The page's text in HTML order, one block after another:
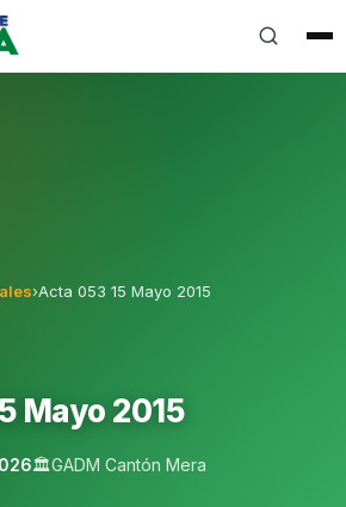
Municipal del
›Acta 053 15 Mayo 2015
Mayo 2015
🏛️GADM Cantón Mera